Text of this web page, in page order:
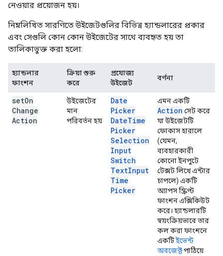
নেওয়ার প্রয়োজন হয়।
নিম্নলিখিত সারণিতে উইজেটগুলির বিভিন্ন হ্যান্ডলারের প্রকার
এবং সেগুলি কোন কোন উইজেটের সাথে ব্যবহৃত হয় তা
তালিকাভুক্ত করা হলো:
হ্যান্ডলার
ফাংশন
ক্রিয়া শুরু
করে
প্রযোজ্য
উইজেট
বর্ণনা
setOn
Change
Action
উইজেটের
মান
পরিবর্তন হয়
Date
Picker
DateTime
Picker
Selection
Input
Switch
TextInput
Time
Picker
এমন একটি
Action সেট করে
যা উইজেটটি
ফোকাস হারালে
(যেমন,
ব্যবহারকারী
কোনো ইনপুটে
টেক্সট লিখে এন্টার
চাপলে) একটি
অ্যাপস স্ক্রিপ্ট
ফাংশন এক্সিকিউট
করে। হ্যান্ডলারটি
স্বয়ংক্রিয়ভাবে তার
কল করা ফাংশনে
একটিইভেন্ট
অবজেক্টপাঠিয়ে